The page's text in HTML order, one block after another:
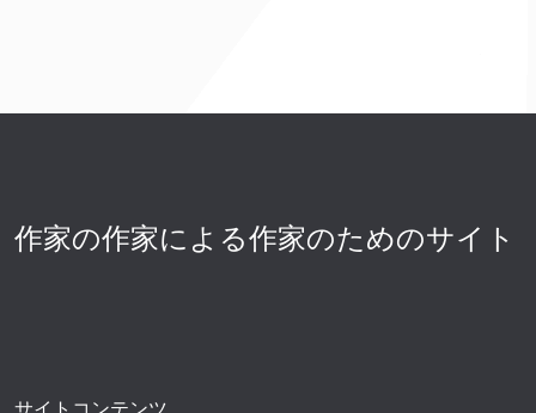
作家の作家による作家のためのサイト
サイトコンテンツ